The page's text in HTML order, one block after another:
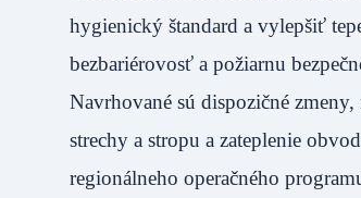
hygienický štandard a vylepšiť
bezbariérovosť a požiarnu
Navrhované sú dispozičné
strechy a stropu a zateplenie
regionálneho operačného